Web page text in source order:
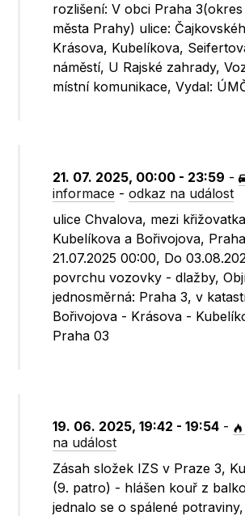
rozlišení: V obci Praha
města Prahy) ulice:
Krásova, Kubelíkova,
náměstí, U Rajské zahrady,
místní komunikace, Vydal:
21. 07. 2025, 00:00 - 23:59 -
informace -odkaz na událost
ulice Chvalova, mezi
Kubelíkova a Bořivojova,
21.07.2025 00:00, Do
povrchu vozovky - dlažby,
jednosměrná: Praha 3, v
Bořivojova - Krásova -
Praha 03
19. 06. 2025, 19:42 - 19:54 -
na událost
Zásah složek IZS v Praze 3,
(9. patro) - hlášen kouř z
jednalo se o spálené